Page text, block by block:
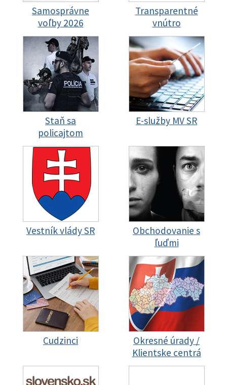
Samosprávne
voľby 2026
Transparentné
vnútro
Staň sa
policajtom
E-služby MV SR
Vestník vlády SR
Obchodovanie s
ľuďmi
Cudzinci
Okresné úrady /
Klientske centrá